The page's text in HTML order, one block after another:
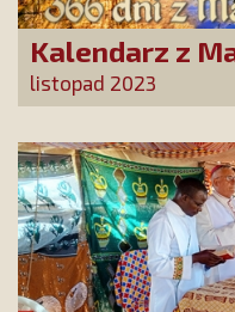
Kalendarz z
rok już w
listopad 2023